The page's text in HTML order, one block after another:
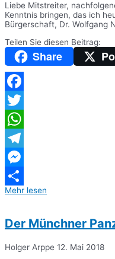
Liebe Mitstreiter,
Kenntnis bringen, das ich
Bürgerschaft, Dr. Wolfgang
Teilen Sie diesen Beitrag:
Share
Facebook
Twitter
WhatsApp
Telegram
Messenger
Teilen
Mehr lesen
Der Münchner
Holger Arppe 12. Mai 2018